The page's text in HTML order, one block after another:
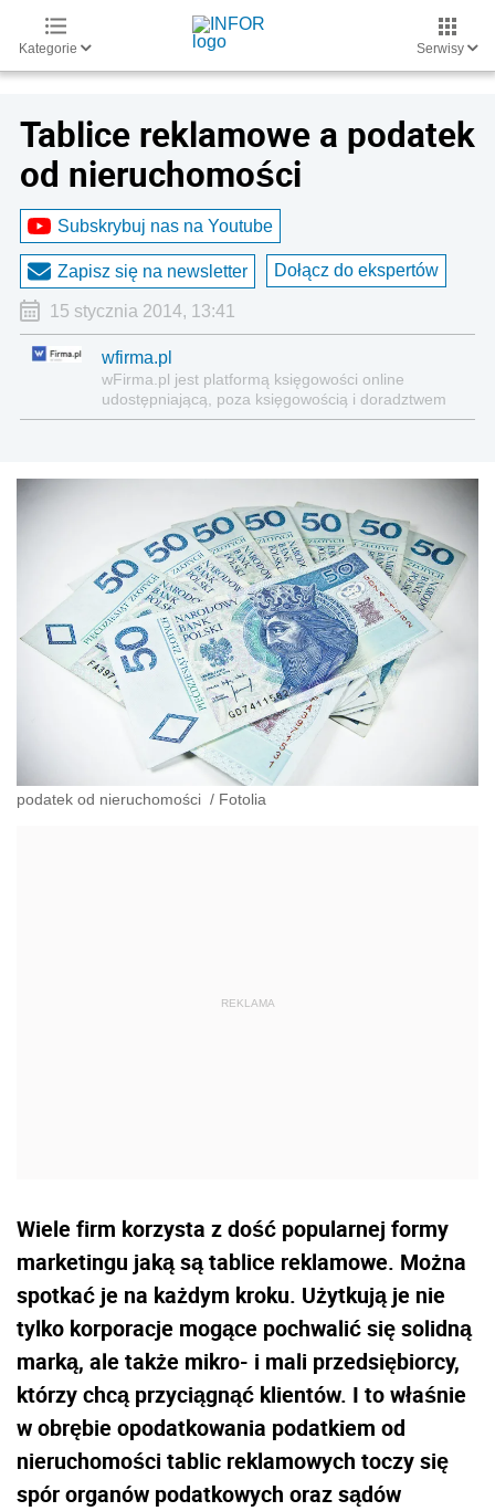
Kategorie Serwisy
Tablice reklamowe a podatek
od nieruchomości
Subskrybuj nas na Youtube
Zapisz się na newsletter Dołącz do ekspertów
15 stycznia 2014, 13:41
wfirma.pl
wFirma.pl jest platformą księgowości on­line
udostępniającą, poza księgowością i doradztwem
nowoczesne narzędzia informatyczne, niezbędne
podatek od nieruchomości / Fotolia
Wiele firm korzysta z dość popularnej formy
marketingu jaką są tablice reklamowe. Można
spotkać je na każdym kroku. Użytkują je nie
tylko korporacje mogące pochwalić się solidną
marką, ale także mikro- i mali przedsiębiorcy,
którzy chcą przyciągnąć klientów. I to właśnie
w obrębie opodatkowania podatkiem od
nieruchomości tablic reklamowych toczy się
spór organów podatkowych oraz sądów